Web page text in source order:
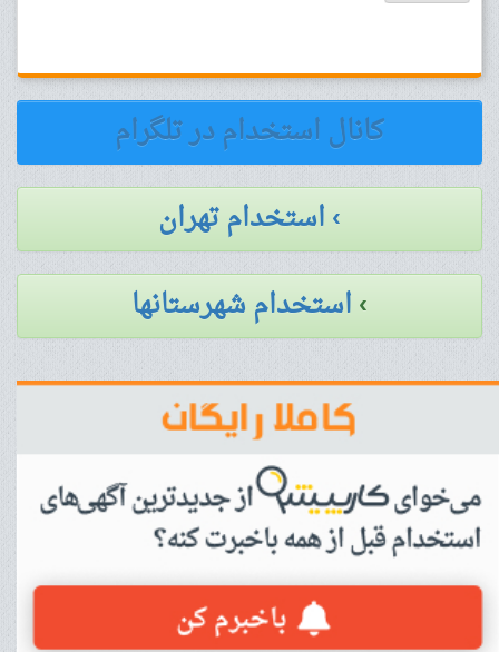
کانال استخدام در تلگرام
› استخدام تهران
›استخدام شهرستانها